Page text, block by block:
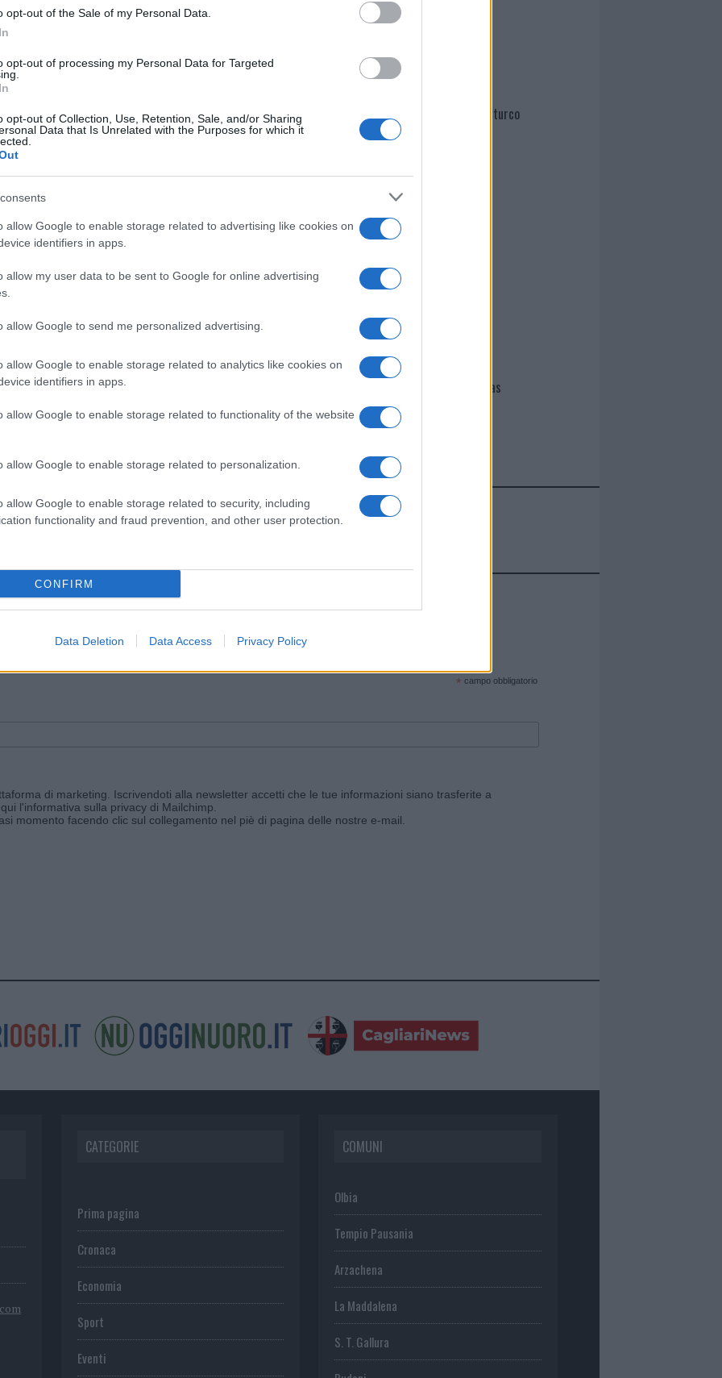
opt-out of the Sale of my Personal Data.
opt-out of processing my Personal Data for Targeted
opt-out of Collection, Use, Retention, Sale, and/or Sharing
Data that Is Unrelated with the Purposes for which it
allow Google to enable storage related to advertising like cookies on
identifiers in apps.
allow my user data to be sent to Google for online advertising
allow Google to send me personalized advertising.
allow Google to enable storage related to analytics like cookies on
identifiers in apps.
allow Google to enable storage related to functionality of the website
allow Google to enable storage related to personalization.
allow Google to enable storage related to security, including
functionality and fraud prevention, and other user protection.
CONFIRM
Data Deletion Data Access Privacy Policy
Prossimo articolo
Martina Agostina Diturco
I nostri cari
I nostri cari
Giovannimaria Cabras
Invia un Comunicato Stampa|Pubblicità|Segnala
e ricevi le nostre email periodiche contenenti le ultime notizie pubblicate sul sito web!
* campo obbligatorio
di marketing. Iscrivendoti alla newsletter accetti che le tue informazioni siano trasferite a
l'informativa sulla privacy di Mailchimp
momento facendo clic sul collegamento nel piè di pagina delle nostre e-mail.
CATEGORIE
Prima pagina
Cronaca
Economia
Sport
Eventi
COMUNI
Olbia
Tempio Pausania
Arzachena
La Maddalena
S. T. Gallura